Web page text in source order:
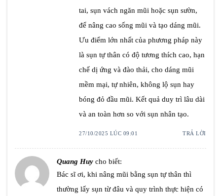
tai, sụn vách ngăn mũi hoặc sụn sườn,
để nâng cao sống mũi và tạo dáng mũi.
Ưu điểm lớn nhất của phương pháp này
là sụn tự thân có độ tương thích cao, hạn
chế dị ứng và đào thải, cho dáng mũi
mềm mại, tự nhiên, không lộ sụn hay
bóng đỏ đầu mũi. Kết quả duy trì lâu dài
và an toàn hơn so với sụn nhân tạo.
27/10/2025 LÚC 09:01 TRẢ LỜI
Quang Huy cho biết:
Bác sĩ ơi, khi nâng mũi bằng sụn tự thân thì
thường lấy sụn từ đâu và quy trình thực hiện có